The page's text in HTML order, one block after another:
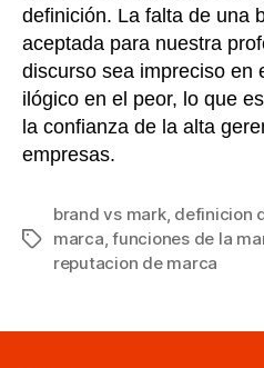
definición. La falta de una
aceptada para nuestra
discurso sea impreciso en
ilógico en el peor, lo que
la confianza de la alta
empresas.
Etiquetas
brand vs mark, definicion
marca ,funciones de la
reputacion de marca